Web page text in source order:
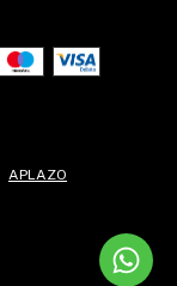
APLAZO